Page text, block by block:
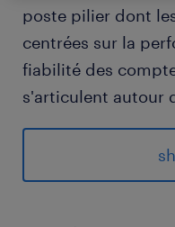
poste pilier dont
centrées sur la
fiabilité des
s'articulent autour
Comptabilité
vous analysez la
l'intégralité de la